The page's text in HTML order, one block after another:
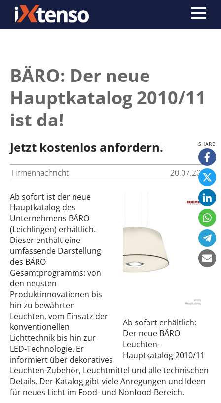
BÄRO: Der neue
Hauptkatalog 2010/11
ist da!
Jetzt kostenlos anfordern.
Firmennachricht 20.07.2010
Ab sofort erhältlich:
Der neue BÄRO
Leuchten-
Hauptkatalog 2010/11
Ab sofort ist der neue
Hauptkatalog des
Unternehmens BÄRO
(Leichlingen) erhältlich.
Dieser enthält eine
umfassende Darstellung
des BÄRO
Gesamtprogramms: von
den neusten
Produktinnovationen bis
hin zu bewährten
Leuchten, vom Einsatz der
konventionellen
Lichttechnik bis hin zur
LED-Technologie. Er
informiert über dekoratives
Leuchten-Zubehör, Leuchtmittel und alle technischen
Details. Der Katalog gibt viele Anregungen und Ideen
für neues Licht im Food- und Nonfood-Bereich.